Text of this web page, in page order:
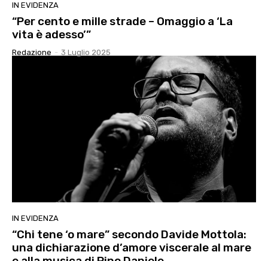
IN EVIDENZA
“Per cento e mille strade – Omaggio a ‘La
vita è adesso’”
Redazione - 3 Luglio 2025
IN EVIDENZA
“Chi tene ‘o mare” secondo Davide Mottola:
una dichiarazione d’amore viscerale al mare